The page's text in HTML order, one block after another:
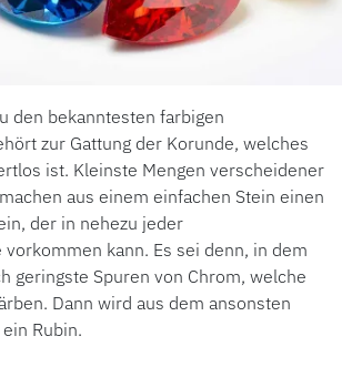
den bekanntesten farbigen
zur Gattung der Korunde, welches
ist. Kleinste Mengen verscheidener
aus einem einfachen Stein einen
der in nehezu jeder
vorkommen kann. Es sei denn, in dem
geringste Spuren von Chrom, welche
Dann wird aus dem ansonsten
Rubin.